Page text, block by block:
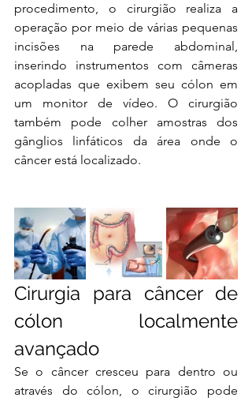
procedimento, o cirurgião realiza a
operação por meio de várias pequenas
incisões na parede abdominal,
inserindo instrumentos com câmeras
acopladas que exibem seu cólon em
um monitor de vídeo. O cirurgião
também pode colher amostras dos
gânglios linfáticos da área onde o
câncer está localizado.
Cirurgia para câncer de
cólon localmente
avançado
Se o câncer cresceu para dentro ou
através do cólon, o cirurgião pode